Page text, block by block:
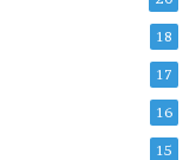
18
17
16
15